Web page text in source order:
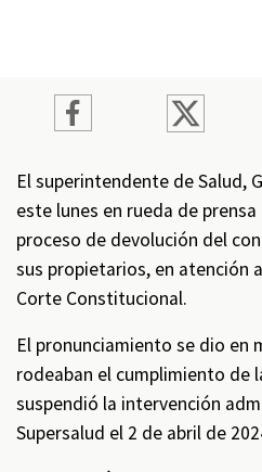
El superintendente de Salud,
este lunes en rueda de
proceso de devolución del
sus propietarios, en atención
Corte Constitucional.
El pronunciamiento se dio en
rodeaban el cumplimiento de
suspendió la intervención
Supersalud el 2 de abril de